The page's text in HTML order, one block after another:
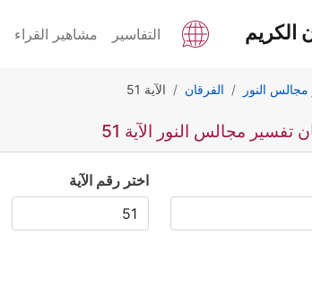
الكريم التفاسير مشاهير القراء
النور الفرقان الآية 51
تفسير مجالس النور الآية 51
اختر رقم الآية